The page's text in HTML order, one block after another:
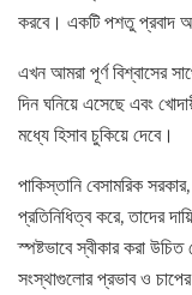
করবে। একটি পশতু প্রবাদ
এখন আমরা পূর্ণ বিশ্বাসের
দিন ঘনিয়ে এসেছে এবং
মধ্যে হিসাব চুকিয়ে দেবে।
পাকিস্তানি বেসামরিক
প্রতিনিধিত্ব করে, তাদের
স্পষ্টভাবে স্বীকার করা উচিত
সংস্থাগুলোর প্রভাব ও